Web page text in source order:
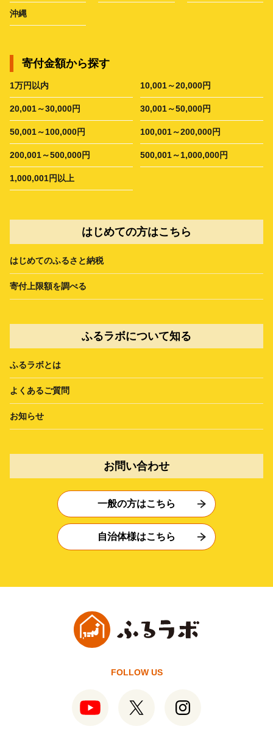
沖縄
寄付金額から探す
1万円以内 10,001～20,000円
20,001～30,000円 30,001～50,000円
50,001～100,000円 100,001～200,000円
200,001～500,000円 500,001～1,000,000円
1,000,001円以上
はじめての方はこちら
はじめてのふるさと納税
寄付上限額を調べる
ふるラボについて知る
ふるラボとは
よくあるご質問
お知らせ
お問い合わせ
一般の方はこちら
自治体様はこちら
FOLLOW US